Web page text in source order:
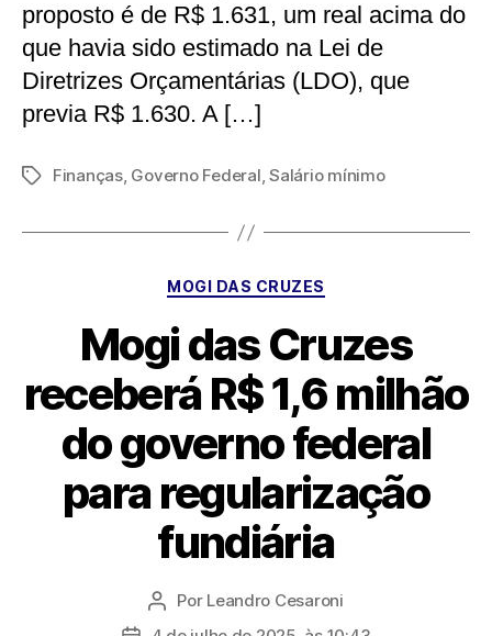
proposto é de R$ 1.631, um real acima do
que havia sido estimado na Lei de
Diretrizes Orçamentárias (LDO), que
previa R$ 1.630. A […]
TagsFinanças, Governo Federal,Salário mínimo
Categorias
MOGI DAS CRUZES
Mogi das Cruzes
receberá R$ 1,6 milhão
do governo federal
para regularização
fundiária
Autor
do
Por Leandro Cesaroni